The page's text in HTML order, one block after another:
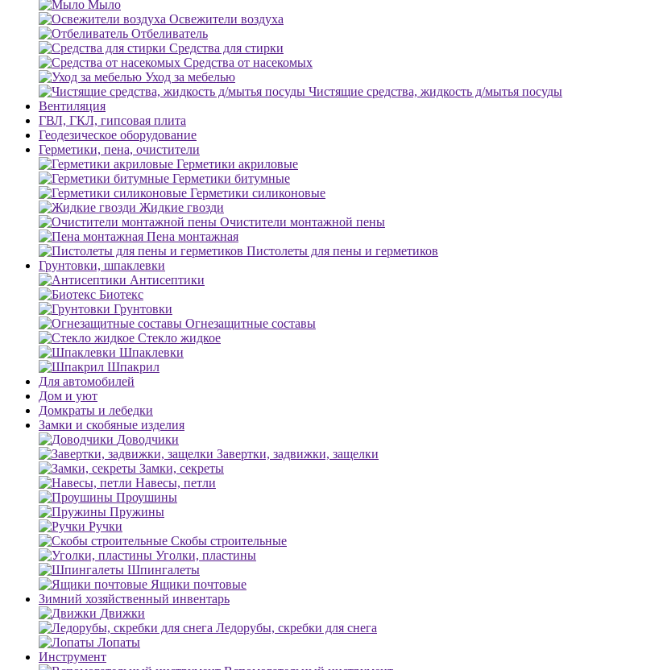
Мыло
Освежители воздуха
Отбеливатель
Средства для стирки
Средства от насекомых
Уход за мебелью
Чистящие средства, жидкость д/мытья посуды
Вентиляция
ГВЛ, ГКЛ, гипсовая плита
Геодезическое оборудование
Герметики, пена, очистители
Герметики акриловые
Герметики битумные
Герметики силиконовые
Жидкие гвозди
Очистители монтажной пены
Пена монтажная
Пистолеты для пены и герметиков
Грунтовки, шпаклевки
Антисептики
Биотекс
Грунтовки
Огнезащитные составы
Стекло жидкое
Шпаклевки
Шпакрил
Для автомобилей
Дом и уют
Домкраты и лебедки
Замки и скобяные изделия
Доводчики
Завертки, задвижки, защелки
Замки, секреты
Навесы, петли
Проушины
Пружины
Ручки
Скобы строительные
Уголки, пластины
Шпингалеты
Ящики почтовые
Зимний хозяйственный инвентарь
Движки
Ледорубы, скребки для снега
Лопаты
Инструмент